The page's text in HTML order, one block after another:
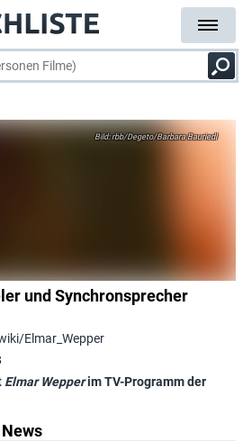
rbb/Degeto/Barbara Bauriedl
und Synchronsprecher
Elmar_Wepper
Elmar Wepperim TV-Programm der